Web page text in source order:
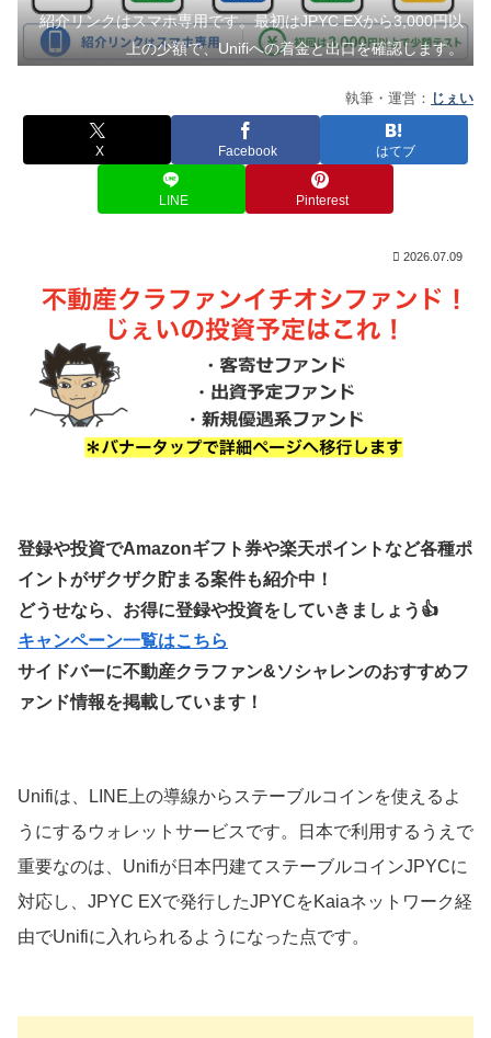
紹介リンクはスマホ専用です。最初はJPYC EXから3,000円以
上の少額で、Unifiへの着金と出口を確認します。
執筆・運営： じぇい
X Facebook はてブ
LINE Pinterest
2026.07.09
登録や投資でAmazonギフト券や楽天ポイントなど各種ポ
イントがザクザク貯まる案件も紹介中！
どうせなら、お得に登録や投資をしていきましょう👍
キャンペーン一覧はこちら
サイドバーに不動産クラファン&ソシャレンのおすすめフ
ァンド情報を掲載しています！
Unifiは、LINE上の導線からステーブルコインを使えるよ
うにするウォレットサービスです。日本で利用するうえで
重要なのは、Unifiが日本円建てステーブルコインJPYCに
対応し、JPYC EXで発行したJPYCをKaiaネットワーク経
由でUnifiに入れられるようになった点です。